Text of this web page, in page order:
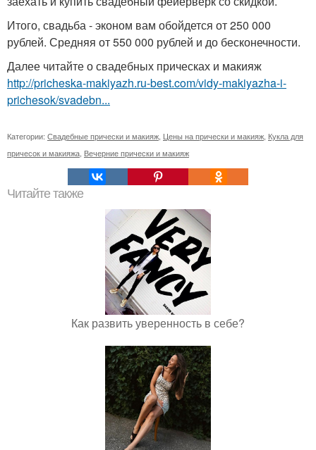
Итого, свадьба - эконом вам обойдется от 250 000
рублей. Средняя от 550 000 рублей и до бесконечности.
Далее читайте о свадебных прическах и макияж
http://pricheska-makiyazh.ru-best.com/vidy-makiyazha-i-
prichesok/svadebn...
Категории: Свадебные прически и макияж Цены на прически и макияж Кукла для
причесок и макияжа Вечерние прически и макияж
Читайте также
Как развить уверенность в себе?